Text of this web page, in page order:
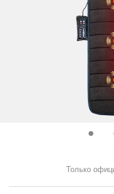
Только